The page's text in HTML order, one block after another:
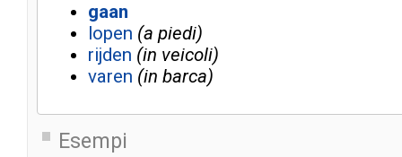
gaan
lopen a piedi
rijden in veicoli
varen in barca
Esempi